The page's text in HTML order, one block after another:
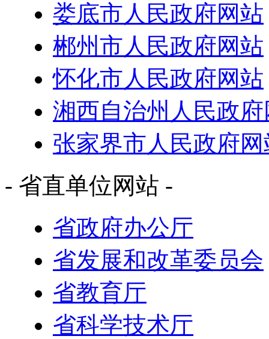
娄底市人民政府网站
郴州市人民政府网站
怀化市人民政府网站
湘西自治州人民政
张家界市人民政府网
- 省直单位网站 -
省政府办公厅
省发展和改革委员会
省教育厅
省科学技术厅